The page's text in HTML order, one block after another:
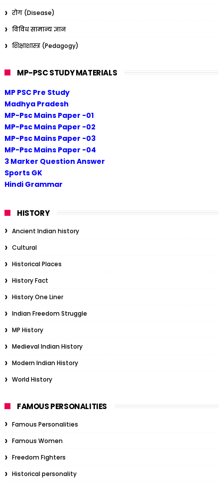
रोग (Disease)
विविध सामान्य ज्ञान
शिक्षाशास्त्र (Pedagogy)
MP-PSC STUDY MATERIALS
MP PSC Pre Study
Madhya Pradesh
MP-Psc Mains Paper -01
MP-Psc Mains Paper -02
MP-Psc Mains Paper -03
MP-Psc Mains Paper -04
3 Marker Question Answer
Sports GK
Hindi Grammar
HISTORY
Ancient Indian history
Cultural
Historical Places
History Fact
History One Liner
Indian Freedom Struggle
MP History
Medieval Indian History
Modern Indian History
World History
FAMOUS PERSONALITIES
Famous Personalities
Famous Women
Freedom Fighters
Historical personality